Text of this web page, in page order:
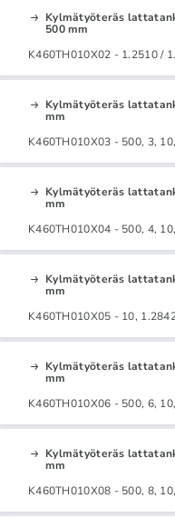
Kylmätyöteräs
500 mm
K460TH010X02 - 1.2510 /
Kylmätyöteräs
mm
K460TH010X03 - 500, 3,
Kylmätyöteräs
mm
K460TH010X04 - 500, 4,
Kylmätyöteräs
mm
K460TH010X05 - 10,
Kylmätyöteräs
mm
K460TH010X06 - 500, 6,
Kylmätyöteräs
mm
K460TH010X08 - 500, 8,